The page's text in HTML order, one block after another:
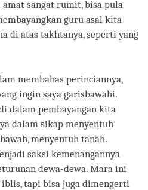
sangat rumit, bisa pula
guru asal kita
di atas takhtanya, seperti yang
membahas perinciannya,
ingin saya garisbawahi.
dalam pembayangan kita
dalam sikap menyentuh
menyentuh tanah.
saksi kemenangannya
dewa-dewa. Mara ini
tapi bisa juga dimengerti